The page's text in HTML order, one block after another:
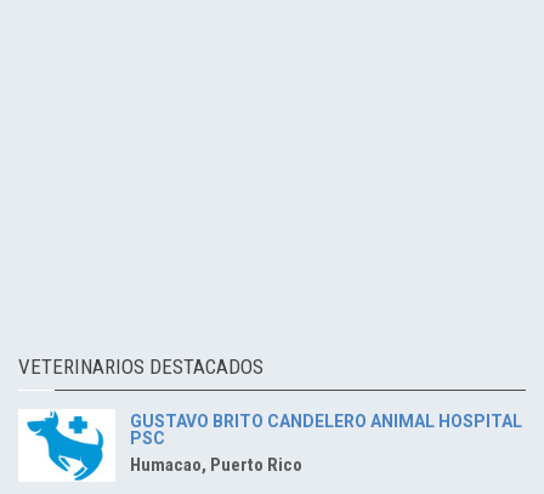
VETERINARIOS DESTACADOS
GUSTAVO BRITO CANDELERO ANIMAL HOSPITAL
PSC
Humacao, Puerto Rico